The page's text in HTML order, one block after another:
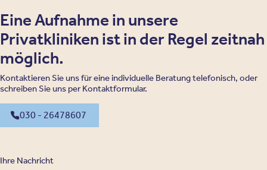
Eine Aufnahme in unsere
Privatkliniken ist in der Regel zeitnah
möglich.
Kontaktieren Sie uns für eine individuelle Beratung telefonisch, oder
schreiben Sie uns per Kontaktformular.
030 - 26478607
Ihre Nachricht